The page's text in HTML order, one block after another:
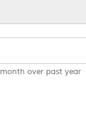
over past year